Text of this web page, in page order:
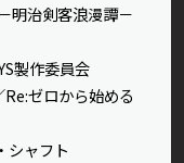
明治剣客浪漫譚－
製作委員会
ゼロから始める
シャフト